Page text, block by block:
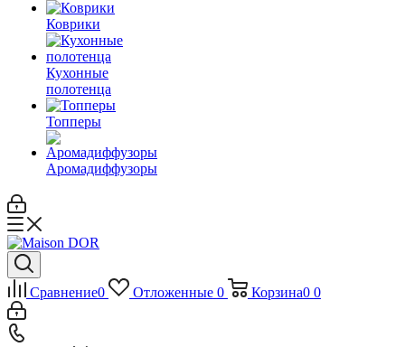
Коврики
Кухонные
полотенца
Топперы
Аромадиффузоры
Сравнение0 Отложенные 0 Корзина0 0